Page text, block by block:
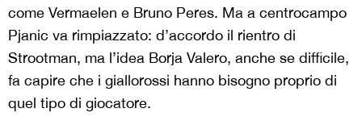
come Vermaelen e Bruno Peres. Ma a centrocampo
Pjanic va rimpiazzato: d’accordo il rientro di
Strootman, ma l’idea Borja Valero, anche se difficile,
fa capire che i giallorossi hanno bisogno proprio di
quel tipo di giocatore.